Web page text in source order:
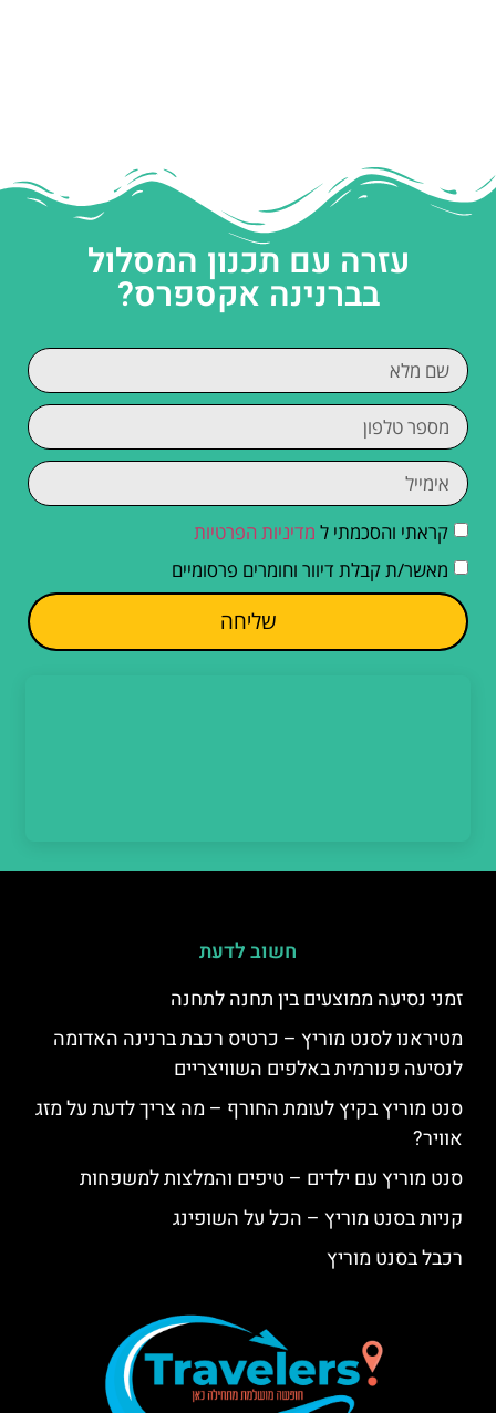
עזרה עם תכנון המסלול
בברנינה אקספרס?
קראתי והסכמתי ל מדיניות הפרטיות
מאשר/ת קבלת דיוור וחומרים פרסומיים
שליחה
חשוב לדעת
זמני נסיעה ממוצעים בין תחנה לתחנה
מטיראנו לסנט מוריץ – כרטיס רכבת ברנינה האדומה
לנסיעה פנורמית באלפים השוויצריים
סנט מוריץ בקיץ לעומת החורף – מה צריך לדעת על מזג
אוויר?
סנט מוריץ עם ילדים – טיפים והמלצות למשפחות
קניות בסנט מוריץ – הכל על השופינג
רכבל בסנט מוריץ